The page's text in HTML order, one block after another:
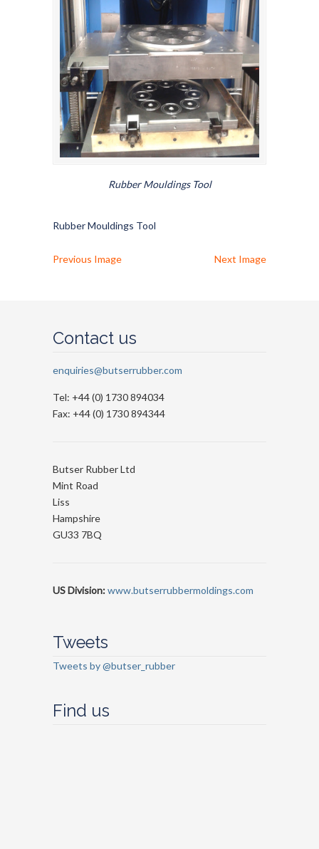
Rubber Mouldings Tool
Rubber Mouldings Tool
Previous Image Next Image
Contact us
enquiries@butserrubber.com
Tel: +44 (0) 1730 894034
Fax: +44 (0) 1730 894344
Butser Rubber Ltd
Mint Road
Liss
Hampshire
GU33 7BQ
US Division:www.butserrubbermoldings.com
Tweets
Tweets by @butser_rubber
Find us